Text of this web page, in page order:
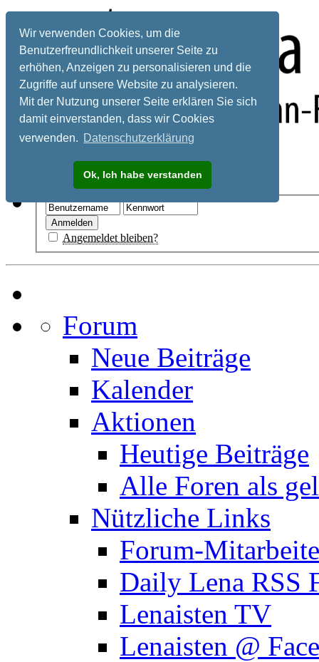
Wir verwenden Cookies, um die
Benutzerfreundlichkeit unserer Seite zu
erhöhen, Anzeigen zu personalisieren und die
Zugriffe auf unsere Website zu analysieren.
Mit der Nutzung unserer Seite erklären Sie sich
damit einverstanden, dass wir Cookies
verwenden. Datenschutzerklärung
Ok, Ich habe verstanden
Registrieren
Angemeldet bleiben?
Forum
Neue Beiträge
Kalender
Aktionen
Heutige Beiträge
Alle Foren als
Nützliche Links
Forum-
Daily Lena RSS
Lenaisten TV
Lenaisten @